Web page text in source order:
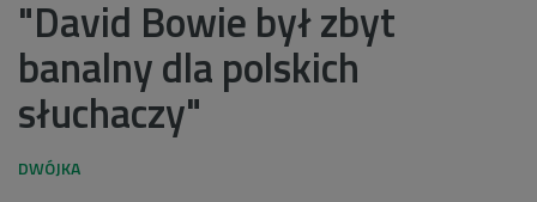
"David Bowie był zbyt
banalny dla polskich
słuchaczy"